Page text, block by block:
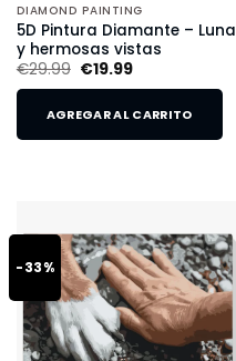
DIAMOND PAINTING
5D Pintura Diamante – Luna
y hermosas vistas
€29.99 €19.99
AGREGAR AL CARRITO
-33%